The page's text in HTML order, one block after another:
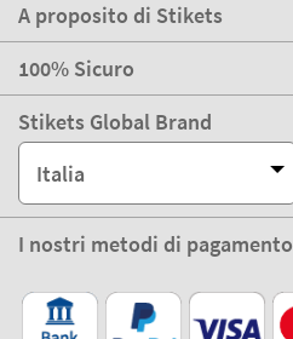
A proposito di Stikets
100% Sicuro
Stikets Global Brand
Italia
I nostri metodi di pagamento